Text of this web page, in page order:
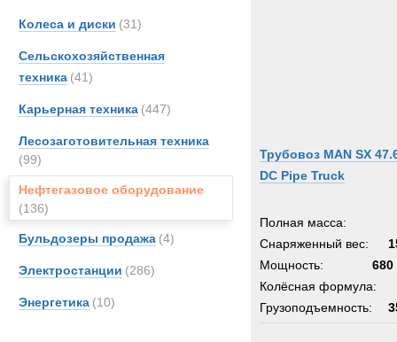
Колеса и диски (31)
Сельскохозяйственная
техника (41)
Карьерная техника (447)
Лесозаготовительная техника
(99)
Нефтегазовое оборудование
(136)
Бульдозеры продажа (4)
Электростанции (286)
Энергетика (10)
Трубовоз MAN SX
DC Pipe Truck
Полная масса:
Снаряженный вес:
Мощность:
680
Колёсная формула:
Грузоподъемность: